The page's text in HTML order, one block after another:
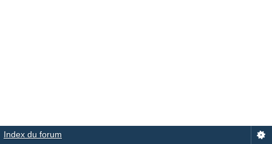
Index du forum